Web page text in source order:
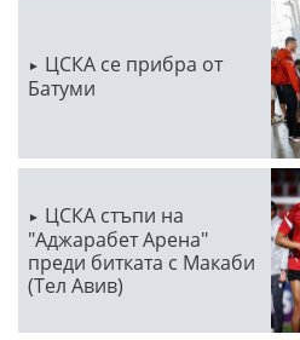
ЦСКА се прибра от
Батуми
ЦСКА стъпи на
"Аджарабет Арена"
преди битката с Макаби
(Тел Авив)